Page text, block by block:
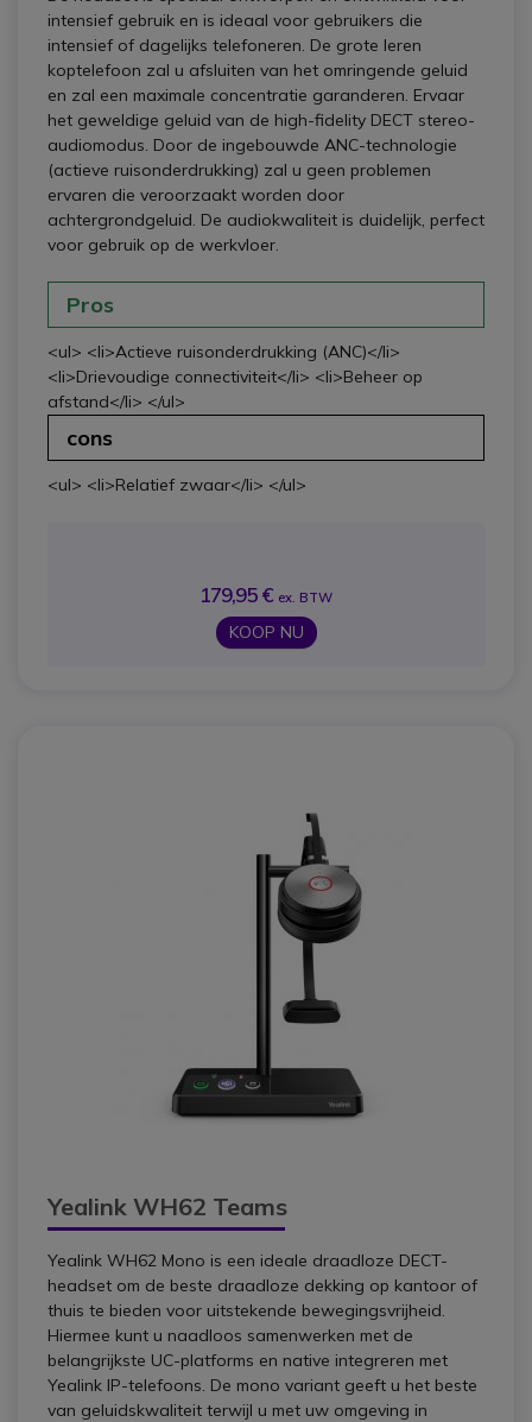
intensief gebruik en is ideaal voor gebruikers die
intensief of dagelijks telefoneren. De grote leren
koptelefoon zal u afsluiten van het omringende geluid
en zal een maximale concentratie garanderen. Ervaar
het geweldige geluid van de high-fidelity DECT stereo-
audiomodus. Door de ingebouwde ANC-technologie
(actieve ruisonderdrukking) zal u geen problemen
ervaren die veroorzaakt worden door
achtergrondgeluid. De audiokwaliteit is duidelijk, perfect
voor gebruik op de werkvloer.
Pros
<ul> <li>Actieve ruisonderdrukking (ANC)</li>
<li>Drievoudige connectiviteit</li> <li>Beheer op
afstand</li> </ul>
cons
<ul> <li>Relatief zwaar</li> </ul>
179,95 € ex. BTW
KOOP NU
Yealink WH62 Teams
Yealink WH62 Mono is een ideale draadloze DECT-
headset om de beste draadloze dekking op kantoor of
thuis te bieden voor uitstekende bewegingsvrijheid.
Hiermee kunt u naadloos samenwerken met de
belangrijkste UC-platforms en native integreren met
Yealink IP-telefoons. De mono variant geeft u het beste
van geluidskwaliteit terwijl u met uw omgeving in